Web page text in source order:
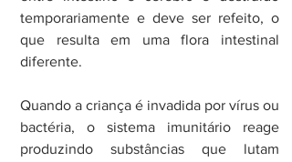
temporariamente e deve ser refeito, o
que resulta em uma flora intestinal
diferente.
Quando a criança é invadida por vírus ou
bactéria, o sistema imunitário reage
produzindo substâncias que lutam